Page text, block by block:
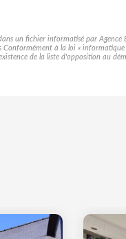
un fichier informatisé par
Conformément à la loi «
de la liste d'opposition au